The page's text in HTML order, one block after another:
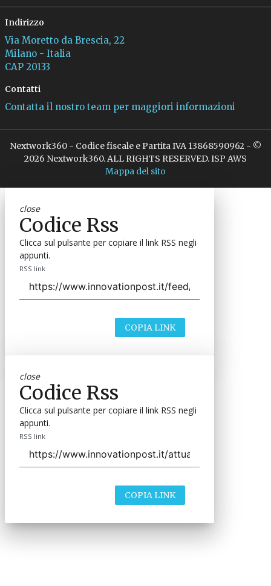
Indirizzo
Via Moretto da Brescia, 22
Milano - Italia
CAP 20133
Contatti
Contatta il nostro team per maggiori informazioni
Nextwork360 - Codice fiscale e Partita IVA 13868590962 - ©
2026 Nextwork360. ALL RIGHTS RESERVED. ISP AWS
Mappa del sito
close
Codice Rss
Clicca sul pulsante per copiare il link RSS negli
appunti.
RSS link
COPIA LINK
close
Codice Rss
Clicca sul pulsante per copiare il link RSS negli
appunti.
RSS link
COPIA LINK